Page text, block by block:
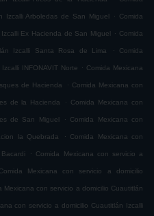
Izcalli Arboledas de San Miguel . Comida
Ex Hacienda de San Miguel . Comida
Izcalli Santa Rosa de Lima . Comida
INFONAVIT Norte . Comida Mexicana
de Hacienda . Comida Mexicana con
de la Hacienda . Comida Mexicana con
de San Miguel . Comida Mexicana con
la Quebrada . Comida Mexicana con
. Comida Mexicana con servicio a
Comida Mexicana con servicio a domicilio
Mexicana con servicio a domicilio Cuautitlán
con servicio a domicilio Cuautitlán Izcalli